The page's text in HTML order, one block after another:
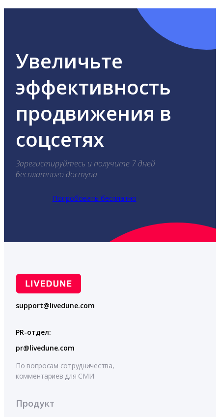
Увеличьте
эффективность
продвижения в
соцсетях
Зарегистируйтесь и получите 7 дней
бесплатного доступа.
Попробовать бесплатно
support@livedune.com
PR-отдел:
pr@livedune.com
По вопросам сотрудничества,
комментариев для СМИ
Продукт